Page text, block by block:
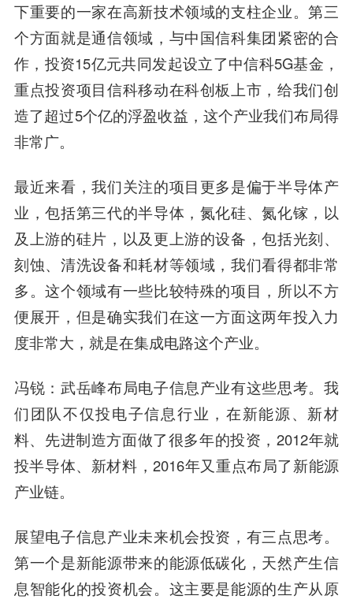
下重要的一家在高新技术领域的支柱企业。第三
个方面就是通信领域，与中国信科集团紧密的合
作，投资15亿元共同发起设立了中信科5G基金，
重点投资项目信科移动在科创板上市，给我们创
造了超过5个亿的浮盈收益，这个产业我们布局得
非常广。
最近来看，我们关注的项目更多是偏于半导体产
业，包括第三代的半导体，氮化硅、氮化镓，以
及上游的硅片，以及更上游的设备，包括光刻、
刻蚀、清洗设备和耗材等领域，我们看得都非常
多。这个领域有一些比较特殊的项目，所以不方
便展开，但是确实我们在这一方面这两年投入力
度非常大，就是在集成电路这个产业。
冯锐：武岳峰布局电子信息产业有这些思考。我
们团队不仅投电子信息行业，在新能源、新材
料、先进制造方面做了很多年的投资，2012年就
投半导体、新材料，2016年又重点布局了新能源
产业链。
展望电子信息产业未来机会投资，有三点思考。
第一个是新能源带来的能源低碳化 ，天然产生信
息智能化的投资机会。 这主要是能源的生产从原